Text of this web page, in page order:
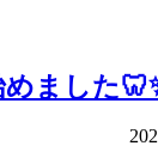
ました